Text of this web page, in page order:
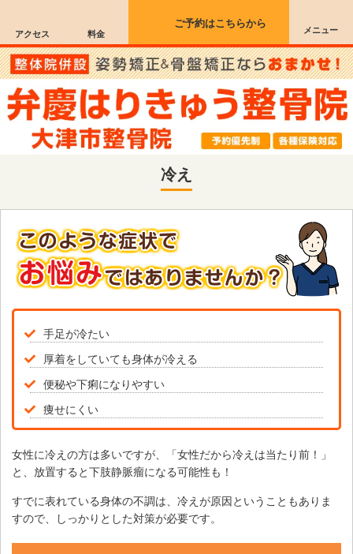
アクセス 料金
ご予約はこちらから
メニュー
冷え
手足が冷たい
厚着をしていても身体が冷える
便秘や下痢になりやすい
痩せにくい
女性に冷えの方は多いですが、「女性だから冷えは当たり前！」
と、放置すると下肢静脈瘤になる可能性も！
すでに表れている身体の不調は、冷えが原因ということもありま
すので、しっかりとした対策が必要です。